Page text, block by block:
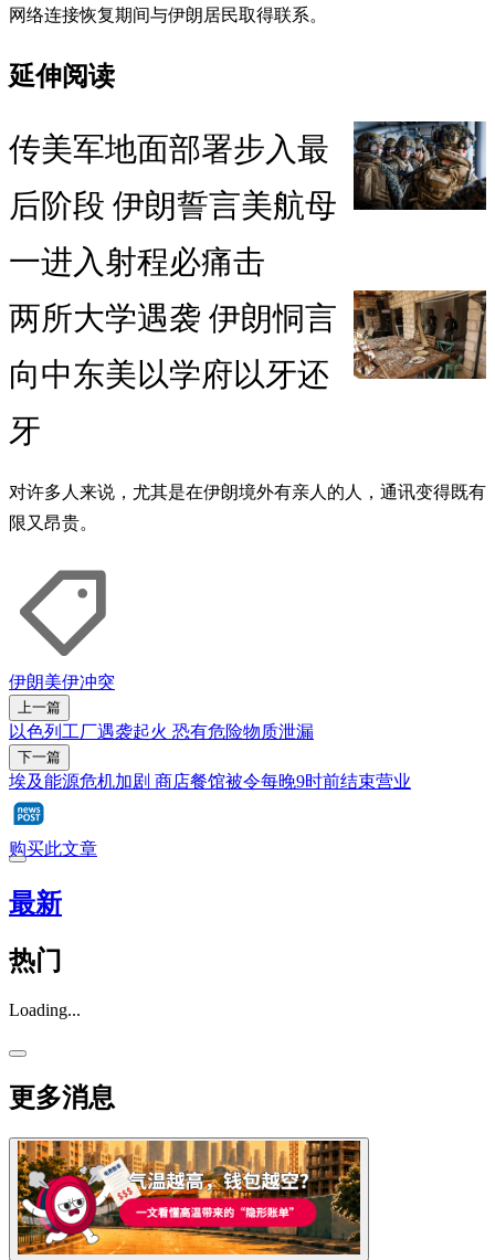
网络连接恢复期间与伊朗居民取得联系。
延伸阅读
传美军地面部署步入最
后阶段 伊朗誓言美航母
一进入射程必痛击
两所大学遇袭 伊朗恫言
向中东美以学府以牙还
牙
对许多人来说，尤其是在伊朗境外有亲人的人，通讯变得既有
限又昂贵。
伊朗美伊冲突
上一篇
以色列工厂遇袭起火 恐有危险物质泄漏
下一篇
埃及能源危机加剧 商店餐馆被令每晚9时前结束营业
购买此文章
最新
热门
Loading...
更多消息